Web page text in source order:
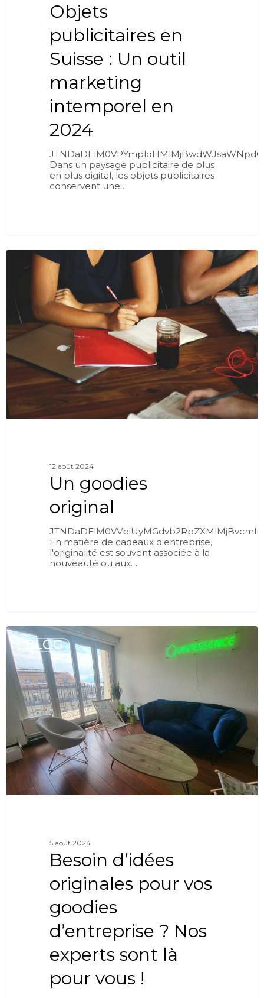
Objets
publicitaires en
Suisse : Un outil
marketing
intemporel en
2024
Dans un paysage publicitaire de plus
en plus digital, les objets publicitaires
conservent une…
12 août 2024
Un goodies
original
En matière de cadeaux d'entreprise,
l'originalité est souvent associée à la
nouveauté ou aux…
0
BLOG
5 août 2024
Besoin d’idées
originales pour vos
goodies
d’entreprise ? Nos
experts sont là
pour vous !
0